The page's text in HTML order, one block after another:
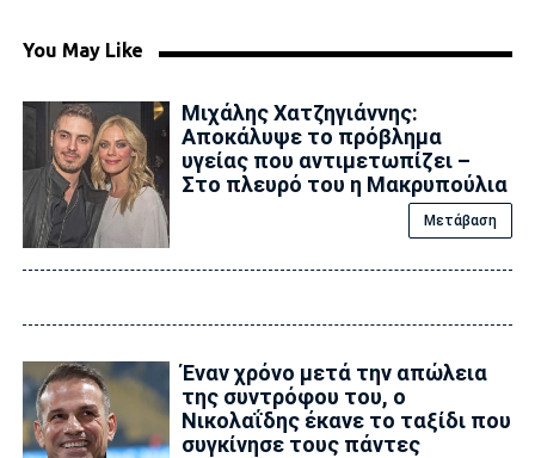
You May Like
Μιχάλης Χατζηγιάννης:
Αποκάλυψε το πρόβλημα
υγείας που αντιμετωπίζει –
Στο πλευρό του η Μακρυπούλια
Μετάβαση
Έναν χρόνο μετά την απώλεια
της συντρόφου του, ο
Νικολαΐδης έκανε το ταξίδι που
συγκίνησε τους πάντες